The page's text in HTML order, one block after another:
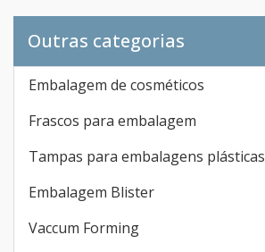
Outras categorias
Embalagem de cosméticos
Frascos para embalagem
Tampas para embalagens plásticas
Embalagem Blister
Vaccum Forming